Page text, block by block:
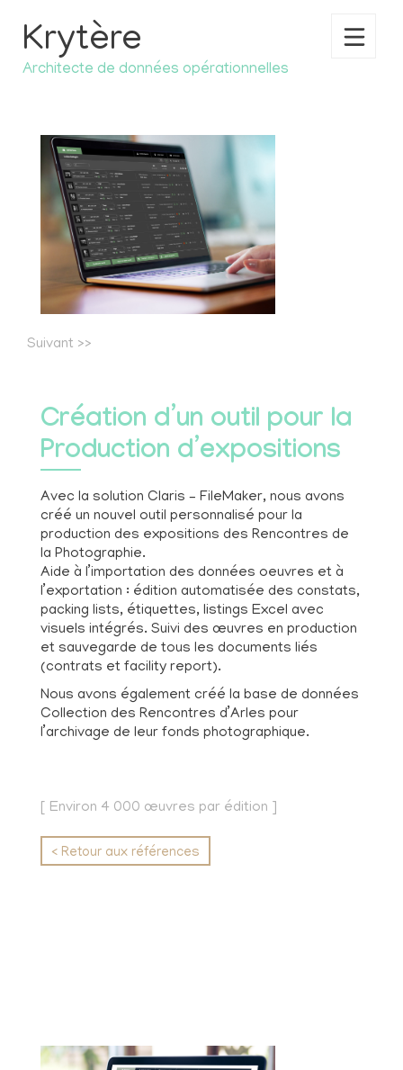
NOTRE FONDATRICE
CONTACT
Krytère
Architecte de données opérationnelles
Suivant >>
Création d’un outil pour la
Production d’expositions
Avec la solution Claris – FileMaker, nous avons
créé un nouvel outil personnalisé pour la
production des expositions des Rencontres de
la Photographie.
Aide à l’importation des données oeuvres et à
l’exportation : édition automatisée des constats,
packing lists, étiquettes, listings Excel avec
visuels intégrés. Suivi des œuvres en production
et sauvegarde de tous les documents liés
(contrats et facility report).
Nous avons également créé la base de données
Collection des Rencontres d’Arles pour
l’archivage de leur fonds photographique.
[ Environ 4 000 œuvres par édition ]
< Retour aux références